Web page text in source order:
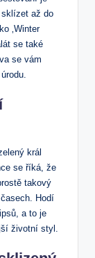
až do
‚Winter
se také
se vám
král
se říká, že
takový
Hodí
a to je
životní styl.